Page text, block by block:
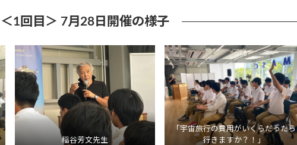
＜1回目＞ 7月28日開催の様子
稲谷芳文先生
「宇宙旅行の費用がいくらだったら
行きますか？！」